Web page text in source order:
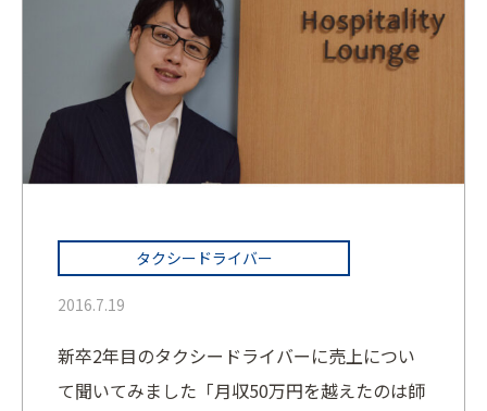
タクシードライバー
2016.7.19
新卒2年目のタクシードライバーに売上につい
て聞いてみました「月収50万円を越えたのは師